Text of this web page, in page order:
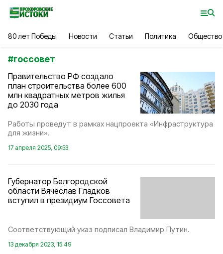
80 лет Победы Новости Статьи Политика Общество
#госсовет
Правительство РФ создало
план строительства более 600
млн квадратных метров жилья
до 2030 года
Работы проведут в рамках нацпроекта «Инфраструктура
для жизни».
17 апреля 2025, 09:53
Губернатор Белгородской
области Вячеслав Гладков
вступил в президиум Госсовета
Соответствующий указ подписал Владимир Путин.
13 декабря 2023, 15:49